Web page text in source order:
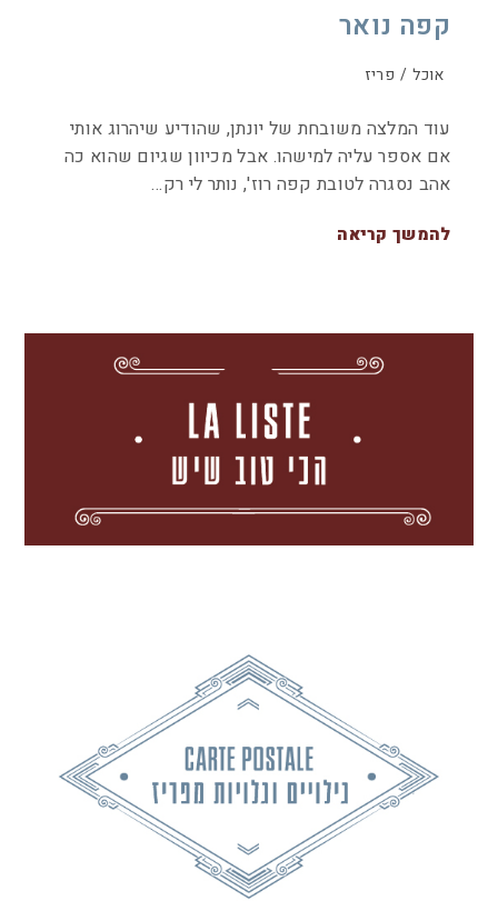
קפה נואר
אוכל / פריז
עוד המלצה משובחת של יונתן, שהודיע שיהרוג אותי
אם אספר עליה למישהו. אבל מכיוון שגיום שהוא כה
אהב נסגרה לטובת קפה רוז', נותר לי רק…
להמשך קריאה